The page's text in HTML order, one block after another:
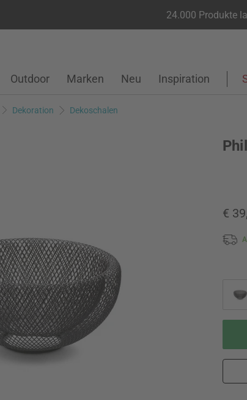
24.000 Produkte
Seiteninhalt
Suchfeld
Outdoor Marken Neu Inspiration
Dekoration Dekoschalen
€